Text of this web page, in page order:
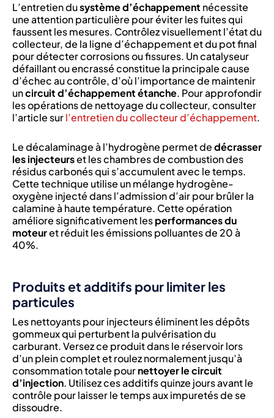
L’entretien dusystème d’échappement nécessite
une attention particulière pour éviter les fuites qui
faussent les mesures. Contrôlez visuellement l’état du
collecteur, de la ligne d’échappement et du pot final
pour détecter corrosions ou fissures. Un catalyseur
défaillant ou encrassé constitue la principale cause
d’échec au contrôle, d’où l’importance de maintenir
uncircuit d’échappement étanche. Pour approfondir
les opérations de nettoyage du collecteur, consulter
l’article surl’entretien du collecteur d’échappement.
Le décalaminage à l’hydrogène permet dedécrasser
les injecteurset les chambres de combustion des
résidus carbonés qui s’accumulent avec le temps.
Cette technique utilise un mélange hydrogène-
oxygène injecté dans l’admission d’air pour brûler la
calamine à haute température. Cette opération
améliore significativement lesperformances du
moteuret réduit les émissions polluantes de 20 à
40%.
Produits et additifs pour limiter les
particules
Les nettoyants pour injecteurs éliminent les dépôts
gommeux qui perturbent la pulvérisation du
carburant. Versez ce produit dans le réservoir lors
d’un plein complet et roulez normalement jusqu’à
consommation totale pournettoyer le circuit
d’injection. Utilisez ces additifs quinze jours avant le
contrôle pour laisser le temps aux impuretés de se
dissoudre.